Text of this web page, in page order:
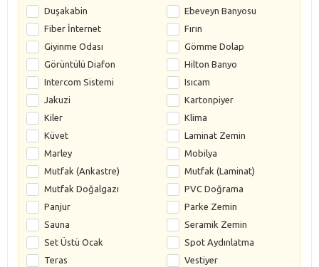
Duşakabin
Ebeveyn Banyosu
Fiber İnternet
Fırın
Giyinme Odası
Gömme Dolap
Görüntülü Diafon
Hilton Banyo
Intercom Sistemi
Isıcam
Jakuzi
Kartonpiyer
Kiler
Klima
Küvet
Laminat Zemin
Marley
Mobilya
Mutfak (Ankastre)
Mutfak (Laminat)
Mutfak Doğalgazı
PVC Doğrama
Panjur
Parke Zemin
Sauna
Seramik Zemin
Set Üstü Ocak
Spot Aydınlatma
Teras
Vestiyer